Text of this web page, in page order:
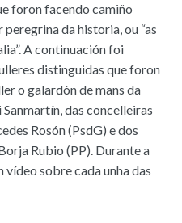
foron facendo camiño
da historia, ou “as
A continuación foi
distinguidas que foron
o galardón de mans da
das concelleiras
Rosón (PsdG) e dos
Rubio (PP). Durante a
vídeo sobre cada unha das